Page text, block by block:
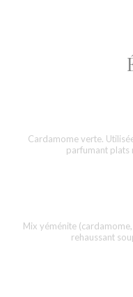
Cardamome verte.
parfumant plats
Mix yéménite
rehaussant